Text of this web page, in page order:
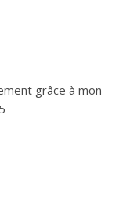
grâce à mon